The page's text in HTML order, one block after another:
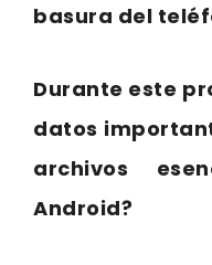
basura del
Durante este
datos
archivos
Android?